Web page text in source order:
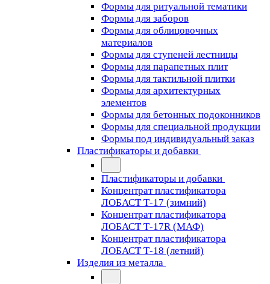
Формы для ритуальной тематики
Формы для заборов
Формы для облицовочных
материалов
Формы для ступеней лестницы
Формы для парапетных плит
Формы для тактильной плитки
Формы для архитектурных
элементов
Формы для бетонных подоконников
Формы для специальной продукции
Формы под индивидуальный заказ
Пластификаторы и добавки
Пластификаторы и добавки
Концентрат пластификатора
ЛОБАСТ Т-17 (зимний)
Концентрат пластификатора
ЛОБАСТ Т-17R (МАФ)
Концентрат пластификатора
ЛОБАСТ Т-18 (летний)
Изделия из металла